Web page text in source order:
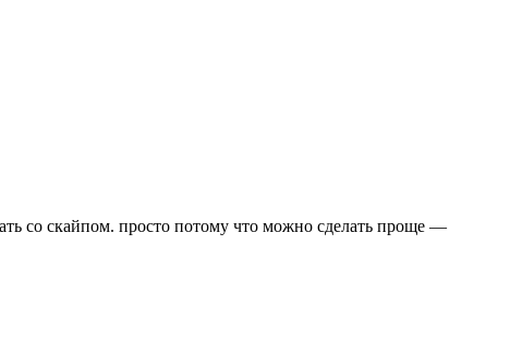
со скайпом. просто потому что можно сделать проще —